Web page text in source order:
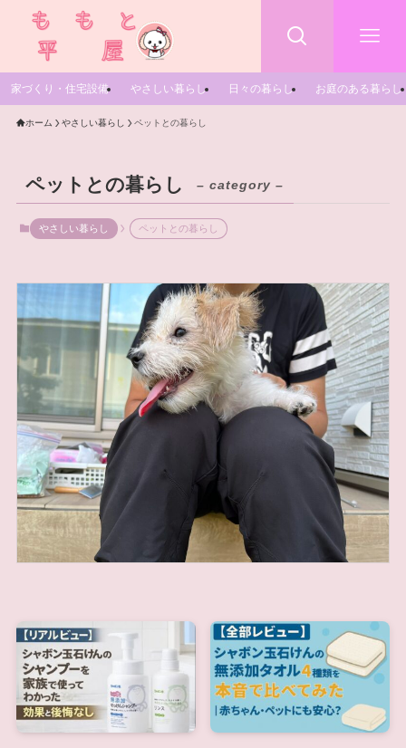
家づくり・住宅設備 やさしい暮らし 日々の暮らし お庭のある暮らし
ホーム やさしい暮らし ペットとの暮らし
ペットとの暮らし – category –
やさしい暮らし ペットとの暮らし